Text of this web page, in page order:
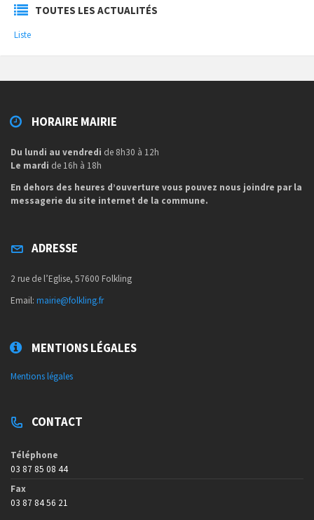
TOUTES LES ACTUALITÉS
Liste
HORAIRE MAIRIE
Du lundi au vendredi de 8h30 à 12h
Le mardi de 16h à 18h
En dehors des heures d’ouverture vous pouvez nous joindre par la
messagerie du site internet de la commune.
ADRESSE
2 rue de l’Eglise, 57600 Folkling
Email: mairie@folkling.fr
MENTIONS LÉGALES
Mentions légales
CONTACT
Téléphone
03 87 85 08 44
Fax
03 87 84 56 21